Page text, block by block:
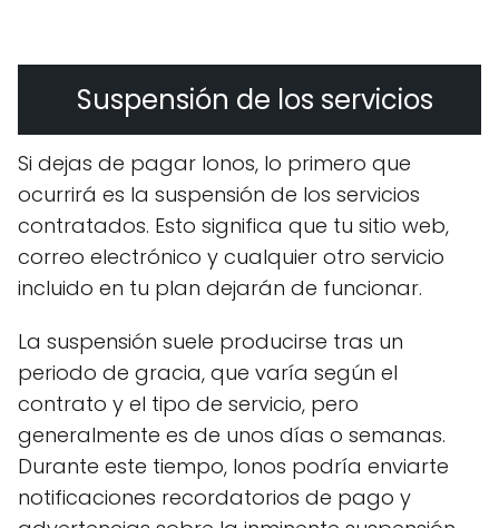
Suspensión de los servicios
Si dejas de pagar Ionos, lo primero que
ocurrirá es la suspensión de los servicios
contratados. Esto significa que tu sitio web,
correo electrónico y cualquier otro servicio
incluido en tu plan dejarán de funcionar.
La suspensión suele producirse tras un
periodo de gracia, que varía según el
contrato y el tipo de servicio, pero
generalmente es de unos días o semanas.
Durante este tiempo, Ionos podría enviarte
notificaciones recordatorios de pago y